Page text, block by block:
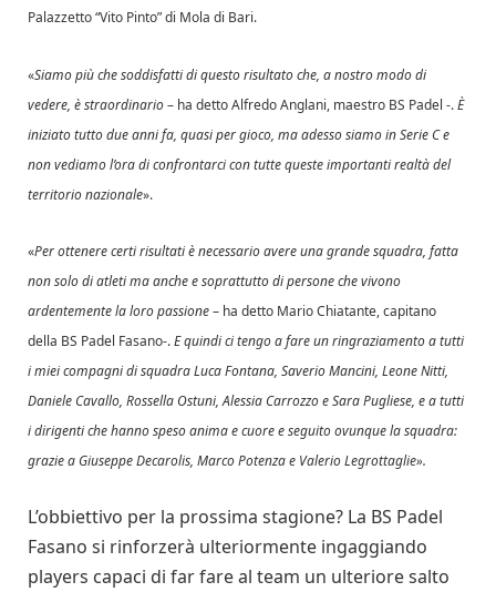
Palazzetto “Vito Pinto” di Mola di Bari.
«Siamo più che soddisfatti di questo risultato che, a nostro modo di
vedere, è straordinario– ha detto Alfredo Anglani, maestro BS Padel -.È
iniziato tutto due anni fa, quasi per gioco, ma adesso siamo in Serie C e
non vediamo l’ora di confrontarci con tutte queste importanti realtà del
territorio nazionale».
«Per ottenere certi risultati è necessario avere una grande squadra, fatta
non solo di atleti ma anche e soprattutto di persone che vivono
ardentemente la loro passione– ha detto Mario Chiatante, capitano
della BS Padel Fasano-.E quindi ci tengo a fare un ringraziamento a tutti
i miei compagni di squadra Luca Fontana, Saverio Mancini, Leone Nitti,
Daniele Cavallo, Rossella Ostuni, Alessia Carrozzo e Sara Pugliese, e a tutti
i dirigenti che hanno speso anima e cuore e seguito ovunque la squadra:
grazie a Giuseppe Decarolis, Marco Potenza e Valerio Legrottaglie».
L’obbiettivo per la prossima stagione? La BS Padel
Fasano si rinforzerà ulteriormente ingaggiando
players capaci di far fare al team un ulteriore salto